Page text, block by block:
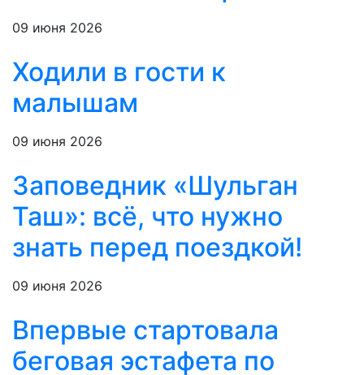
09 июня 2026
Ходили в гости к
малышам
09 июня 2026
Заповедник «Шульган
Таш»: всё, что нужно
знать перед поездкой!
09 июня 2026
Впервые стартовала
беговая эстафета по